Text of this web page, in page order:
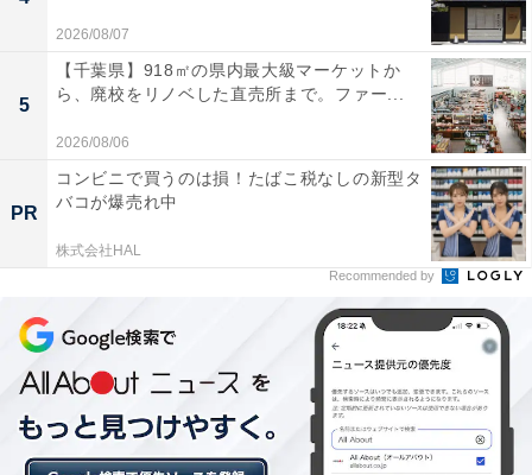
All About ニュース お買
いもの部
Amazonのセール商品から売れ筋ランキングまで、毎日のお買いも
のがもっと楽しく、もっとお得になる情報をお届け。編集部員によ
る独自レビューなど、ここでしか手に入らない情報も満載です。
...続きを読む
あわせて読みたい
【二日市温泉の人気ホテル】「二日市温泉 大
丸別荘」は歴史ある広大な日本庭園と名湯
「次田の湯」を堪能できる老舗旅館
こちらもおすすめ
【楽天トラベルセール】栃木県「湯西川温泉 彩
2026/08/07
5
【千葉県】918㎡の県内最大級マーケットか
ら、廃校をリノベした直売所まで。ファー...
2026/08/06
PR
コンビニで買うのは損！たばこ税なしの新型タ
バコが爆売れ中
株式会社HAL
Recommended by